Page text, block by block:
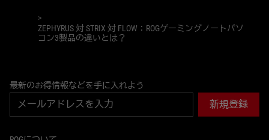
>
ZEPHYRUS 対 STRIX 対 FLOW：ROGゲーミングノートパソ
コン3製品の違いとは？
最新のお得情報などを手に入れよう
新規登録